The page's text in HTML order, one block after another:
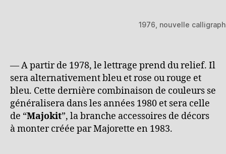
1976, nouvelle
— A partir de 1978, le lettrage prend du relief. Il
sera alternativement bleu et rose ou rouge et
bleu. Cette dernière combinaison de couleurs se
généralisera dans les années 1980 et sera celle
de “Majokit”, la branche accessoires de décors
à monter créée par Majorette en 1983.